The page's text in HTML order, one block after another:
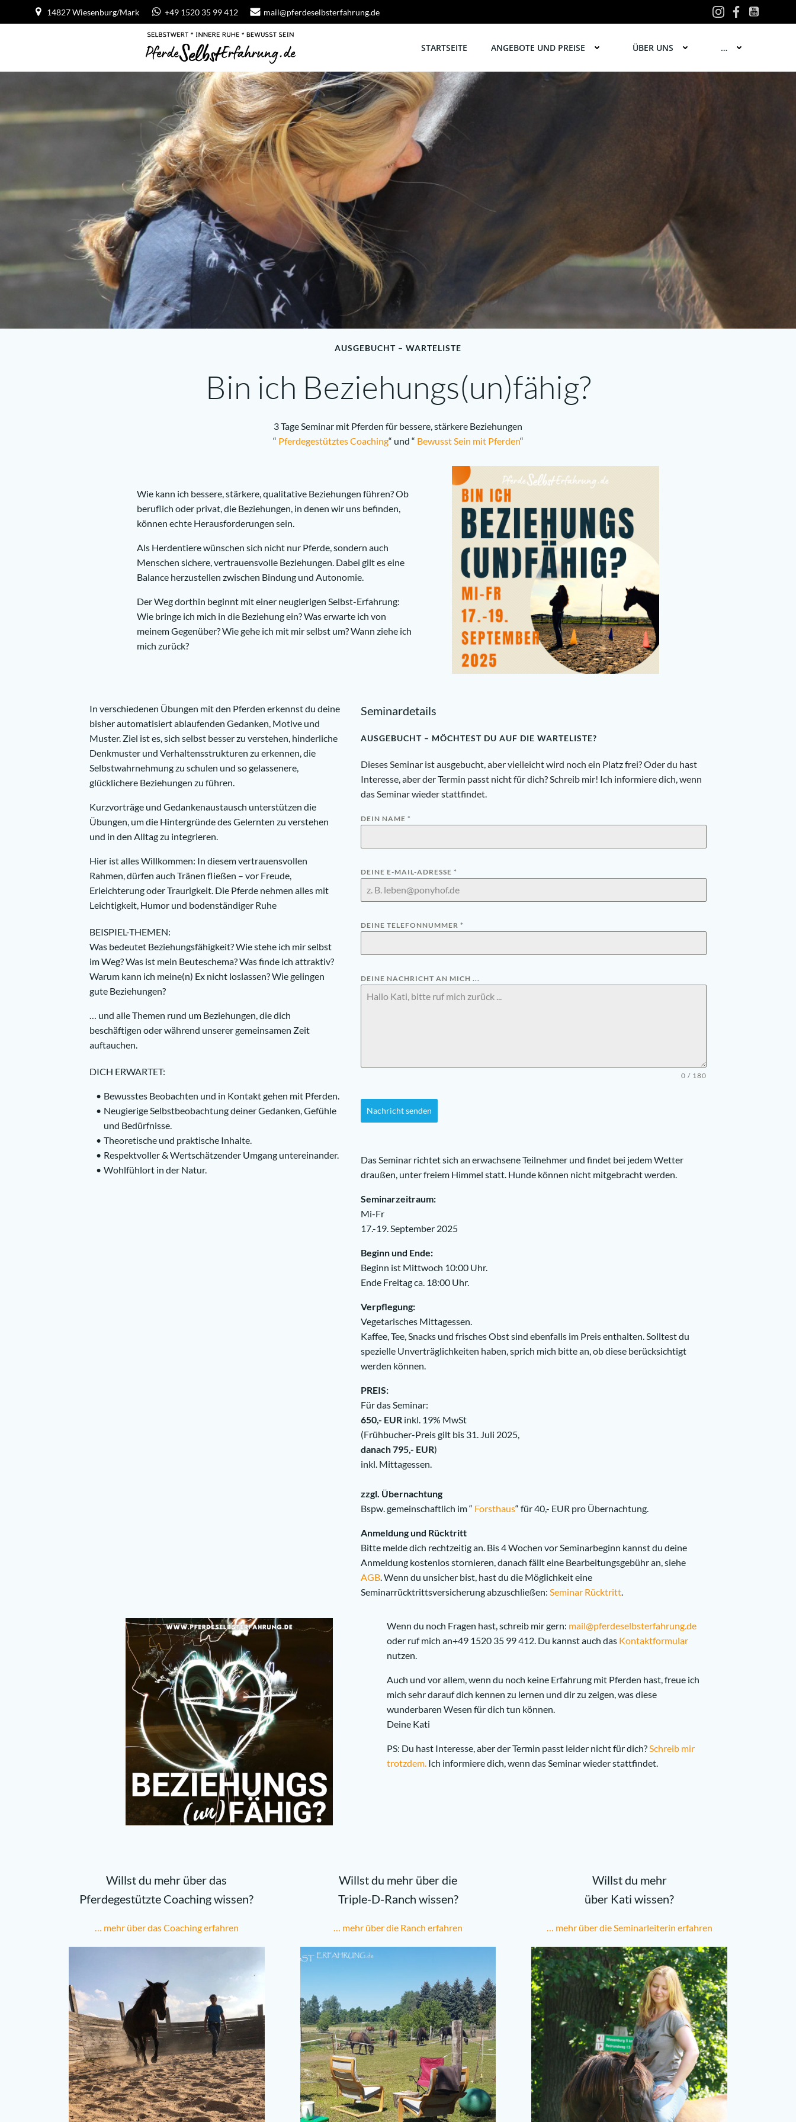
14827 Wiesenburg/Mark +49 1520 35 99 412 mail@pferdeselbsterfahrung.de
STARTSEITE ANGEBOTE UND PREISE ÜBER UNS …
AUSGEBUCHT – WARTELISTE
Bin ich Beziehungs(un)fähig?
3 Tage Seminar mit Pferden für bessere, stärkere Beziehungen
“ Pferdegestütztes Coaching“ und “ Bewusst Sein mit Pferden“
Wie kann ich bessere, stärkere, qualitative Beziehungen führen? Ob
beruflich oder privat, die Beziehungen, in denen wir uns befinden,
können echte Herausforderungen sein.
Als Herdentiere wünschen sich nicht nur Pferde, sondern auch
Menschen sichere, vertrauensvolle Beziehungen. Dabei gilt es eine
Balance herzustellen zwischen Bindung und Autonomie.
Der Weg dorthin beginnt mit einer neugierigen Selbst-Erfahrung:
Wie bringe ich mich in die Beziehung ein? Was erwarte ich von
meinem Gegenüber? Wie gehe ich mit mir selbst um? Wann ziehe ich
mich zurück?
In verschiedenen Übungen mit den Pferden erkennst du deine
bisher automatisiert ablaufenden Gedanken, Motive und
Muster. Ziel ist es, sich selbst besser zu verstehen, hinderliche
Denkmuster und Verhaltensstrukturen zu erkennen, die
Selbstwahrnehmung zu schulen und so gelassenere,
glücklichere Beziehungen zu führen.
Kurzvorträge und Gedankenaustausch unterstützen die
Übungen, um die Hintergründe des Gelernten zu verstehen
und in den Alltag zu integrieren.
Hier ist alles Willkommen: In diesem vertrauensvollen
Rahmen, dürfen auch Tränen fließen – vor Freude,
Erleichterung oder Traurigkeit. Die Pferde nehmen alles mit
Leichtigkeit, Humor und bodenständiger Ruhe
BEISPIEL-THEMEN:
Was bedeutet Beziehungsfähigkeit? Wie stehe ich mir selbst
im Weg? Was ist mein Beuteschema? Was finde ich attraktiv?
Warum kann ich meine(n) Ex nicht loslassen? Wie gelingen
gute Beziehungen?
… und alle Themen rund um Beziehungen, die dich
beschäftigen oder während unserer gemeinsamen Zeit
auftauchen.
DICH ERWARTET:
Bewusstes Beobachten und in Kontakt gehen mit Pferden.
Neugierige Selbstbeobachtung deiner Gedanken, Gefühle
und Bedürfnisse.
Theoretische und praktische Inhalte.
Respektvoller & Wertschätzender Umgang untereinander.
Wohlfühlort in der Natur.
Seminardetails
AUSGEBUCHT – MÖCHTEST DU AUF DIE WARTELISTE?
Dieses Seminar ist ausgebucht, aber vielleicht wird noch ein Platz frei? Oder du hast
Interesse, aber der Termin passt nicht für dich? Schreib mir! Ich informiere dich, wenn
das Seminar wieder stattfindet.
DEIN NAME *
DEINE E-MAIL-ADRESSE *
DEINE TELEFONNUMMER *
DEINE NACHRICHT AN MICH ...
0 / 180
Nachricht senden
Das Seminar richtet sich an erwachsene Teilnehmer und findet bei jedem Wetter
draußen, unter freiem Himmel statt. Hunde können nicht mitgebracht werden.
Seminarzeitraum:
Mi-Fr
17.-19. September 2025
Beginn und Ende:
Beginn ist Mittwoch 10:00 Uhr.
Ende Freitag ca. 18:00 Uhr.
Verpflegung:
Vegetarisches Mittagessen.
Kaffee, Tee, Snacks und frisches Obst sind ebenfalls im Preis enthalten. Solltest du
spezielle Unverträglichkeiten haben, sprich mich bitte an, ob diese berücksichtigt
werden können.
PREIS:
Für das Seminar:
650,- EUR inkl. 19% MwSt
(Frühbucher-Preis gilt bis 31. Juli 2025,
danach 795,- EUR)
inkl. Mittagessen.
zzgl. Übernachtung
Bspw. gemeinschaftlich im “ Forsthaus“ für 40,- EUR pro Übernachtung.
Anmeldung und Rücktritt
Bitte melde dich rechtzeitig an. Bis 4 Wochen vor Seminarbeginn kannst du deine
Anmeldung kostenlos stornieren, danach fällt eine Bearbeitungsgebühr an, siehe
AGB. Wenn du unsicher bist, hast du die Möglichkeit eine
Seminarrücktrittsversicherung abzuschließen: Seminar Rücktritt.
Wenn du noch Fragen hast, schreib mir gern: mail@pferdeselbsterfahrung.de
oder ruf mich an+49 1520 35 99 412. Du kannst auch das Kontaktformular
nutzen.
Auch und vor allem, wenn du noch keine Erfahrung mit Pferden hast, freue ich
mich sehr darauf dich kennen zu lernen und dir zu zeigen, was diese
wunderbaren Wesen für dich tun können.
Deine Kati
PS: Du hast Interesse, aber der Termin passt leider nicht für dich? Schreib mir
trotzdem. Ich informiere dich, wenn das Seminar wieder stattfindet.
Willst du mehr über das
Pferdegestützte Coaching wissen?
… mehr über das Coaching erfahren
Willst du mehr über die
Triple-D-Ranch wissen?
… mehr über die Ranch erfahren
Willst du mehr
über Kati wissen?
… mehr über die Seminarleiterin erfahren